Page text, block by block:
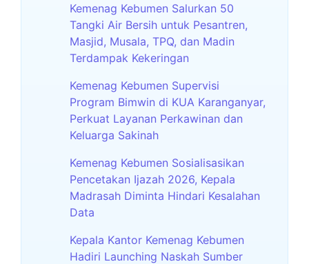
Kemenag Kebumen Salurkan 50
Tangki Air Bersih untuk Pesantren,
Masjid, Musala, TPQ, dan Madin
Terdampak Kekeringan
Kemenag Kebumen Supervisi
Program Bimwin di KUA Karanganyar,
Perkuat Layanan Perkawinan dan
Keluarga Sakinah
Kemenag Kebumen Sosialisasikan
Pencetakan Ijazah 2026, Kepala
Madrasah Diminta Hindari Kesalahan
Data
Kepala Kantor Kemenag Kebumen
Hadiri Launching Naskah Sumber